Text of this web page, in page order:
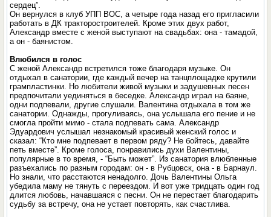
сердец”.
Он вернулся в клуб УПП ВОС, а четыре года назад его пригласили
работать в ДК тракторостроителей. Кроме этих двух работ,
Александр вместе с женой выступают на свадьбах: она - тамадой,
а он - баянистом.
Влюбился в голос
С женой Александр встретился тоже благодаря музыке. Он
отдыхал в санатории, где каждый вечер на танцплощадке крутили
грампластинки. Но любители живой музыки и задушевных песен
предпочитали уединяться в беседке. Александр играл на баяне,
одни подпевали, другие слушали. Валентина отдыхала в том же
санатории. Однажды, прогуливаясь, она услышала его пение и не
смогла пройти мимо - стала подпевать сама. Александр
Эдуардович услышал незнакомый красивый женский голос и
сказал: “Кто мне подпевает в первом ряду? Не бойтесь, давайте
петь вместе”. Кроме голоса, понравились духи Валентины,
популярные в то время, - “Быть может”. Из санатория влюбленные
разъехались по разным городам: он - в Рубцовск, она - в Барнаул.
Но знали, что расстаются ненадолго. Дочь Валентины Ольга
убедила маму не тянуть с переездом. И вот уже тридцать один год
длится любовь, начавшаяся с песни. Он не перестает благодарить
судьбу за встречу, она не устает повторять, как счастлива.